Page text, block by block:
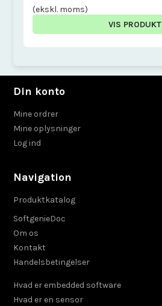
(ekskl. moms)
VIS PRODUKT
Din konto
Mine ordrer
Mine oplysninger
Log ind
Navigation
Produktkatalog
SoftgenieDoc
Om os
Kontakt
Handelsbetingelser
Hvad er embedded software
Hvad er en sensor